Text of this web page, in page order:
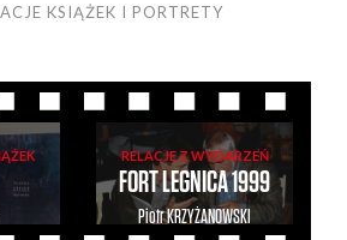
KSIĄŻEK I PORTRETY
RELACJE Z WYDARZEŃ
FORT LEGNICA 1999
PiotrKRZYŻANOWSKI